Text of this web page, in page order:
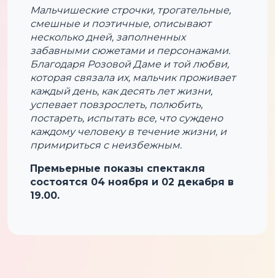
Мальчишеские строчки, трогательные,
смешные и поэтичные, описывают
несколько дней, заполненных
забавными сюжетами и персонажами.
Благодаря Розовой Даме и той любви,
которая связала их, мальчик проживает
каждый день, как десять лет жизни,
успевает повзрослеть, полюбить,
постареть, испытать все, что суждено
каждому человеку в течение жизни, и
примириться с неизбежным.
Премьерные показы спектакля
состоятся 04 ноября и 02 декабря в
19.00.